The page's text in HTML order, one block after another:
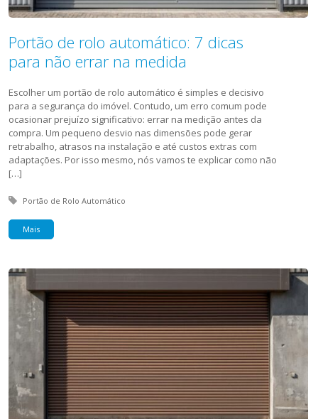
Portão de rolo automático: 7 dicas
para não errar na medida
Escolher um portão de rolo automático é simples e decisivo
para a segurança do imóvel. Contudo, um erro comum pode
ocasionar prejuízo significativo: errar na medição antes da
compra. Um pequeno desvio nas dimensões pode gerar
retrabalho, atrasos na instalação e até custos extras com
adaptações. Por isso mesmo, nós vamos te explicar como não
[…]
Tagged with:
Portão de Rolo Automático
Mais